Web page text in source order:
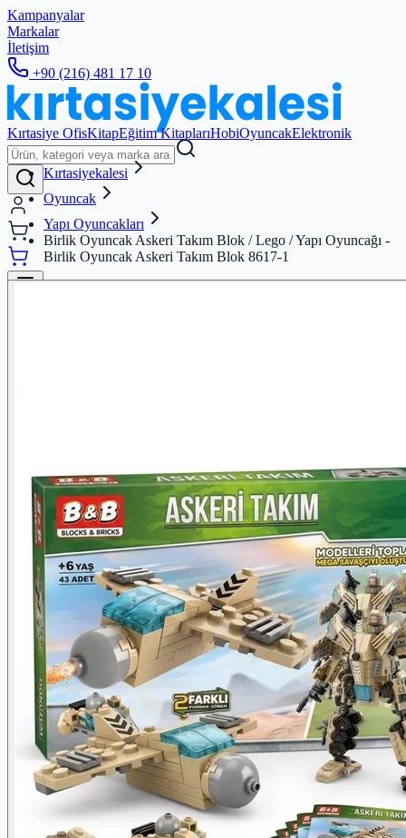
Kampanyalar
Markalar
İletişim
+90 (216) 481 17 10
Kırtasiye OfisKitapEğitim KitaplarıHobiOyuncakElektronik
Kırtasiyekalesi
Oyuncak
Yapı Oyuncakları
Birlik Oyuncak Askeri Takım Blok / Lego / Yapı Oyuncağı -
Birlik Oyuncak Askeri Takım Blok 8617-1